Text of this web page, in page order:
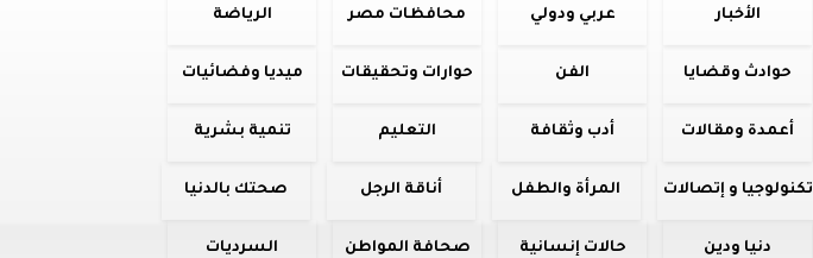
الأخبار عربي ودولي محافظات مصر الرياضة
حوادث وقضايا الفن حوارات وتحقيقات ميديا وفضائيات
أعمدة ومقالات أدب وثقافة التعليم تنمية بشرية
تكنولوجيا و إتصالات المرأة والطفل أناقة الرجل صحتك بالدنيا
دنيا ودين حالات إنسانية صحافة المواطن السرديات